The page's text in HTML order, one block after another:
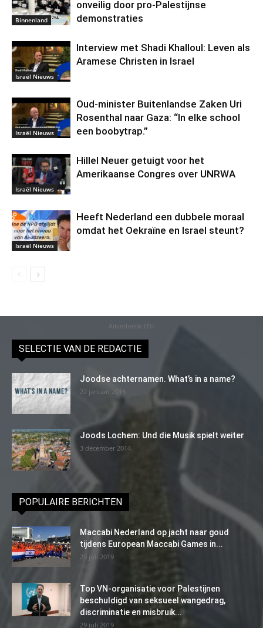
Binnenland
onveilig door pro-Palestijnse
demonstraties
Israël Nieuws
Interview met Shadi Khalloul: Leven als
Aramese Christen in Israel
Israël Nieuws
Oud-minister Buitenlandse Zaken Uri
Rosenthal naar Gaza: “In elke school
een boobytrap.”
Israël Nieuws
Hillel Neuer getuigt voor het
Amerikaanse Congres over UNRWA
Israël Nieuws
Heeft Nederland een dubbele moraal
omdat het Oekraïne en Israel steunt?
Advertentie (11)
SELECTIE VAN DE REDACTIE
Joodse achternamen. What’s in a name?
22 januari 2016
Joods Lochem: Und die Musik spielt weiter
3 december 2014
POPULAIRE BERICHTEN
Maccabi Nederland op jacht naar goud
tijdens European Maccabi Games in...
29 juli 2019
Top VN-organisatie voor Palestijnen
beschuldigd van seksueel wangedrag,
discriminatie en misbruik...
29 juli 2019